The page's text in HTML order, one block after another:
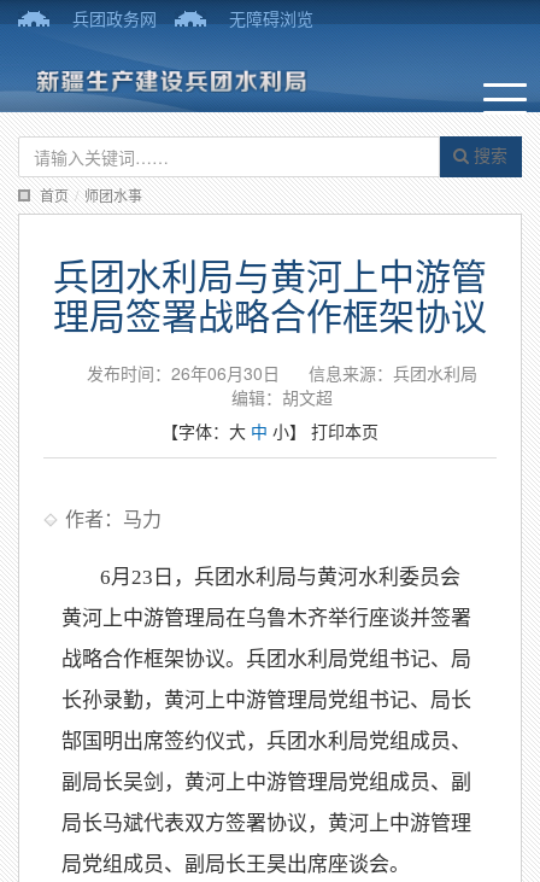
兵团政务网 无障碍浏览
搜索
首页 / 师团水事
兵团水利局与黄河上中游管
理局签署战略合作框架协议
发布时间：26年06月30日
信息来源：兵团水利局
编辑：胡文超
【字体： 大 中 小】 打印本页
作者：马力
6月23日，兵团水利局与黄河水利委员会
黄河上中游管理局在乌鲁木齐举行座谈并签署
战略合作框架协议。兵团水利局党组书记、局
长孙录勤，黄河上中游管理局党组书记、局长
郜国明出席签约仪式，兵团水利局党组成员、
副局长吴剑，黄河上中游管理局党组成员、副
局长马斌代表双方签署协议，黄河上中游管理
局党组成员、副局长王昊出席座谈会。